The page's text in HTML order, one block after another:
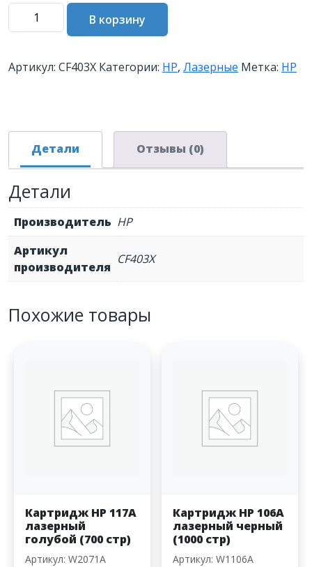
Количество
товара
HP
201X
увеличенной
емкости
В корзину
Артикул: CF403X Категории: HP, Лазерные Метка: HP
Детали Отзывы (0)
Детали
Производитель HP
Артикул
производителя
CF403X
Похожие товары
Картридж HP 117A
лазерный
голубой (700 стр)
Артикул: W2071A
Картридж HP 106A
лазерный черный
(1000 стр)
Артикул: W1106A